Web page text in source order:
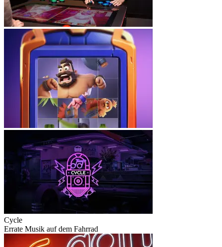
Cycle
Errate Musik auf dem Fahrrad